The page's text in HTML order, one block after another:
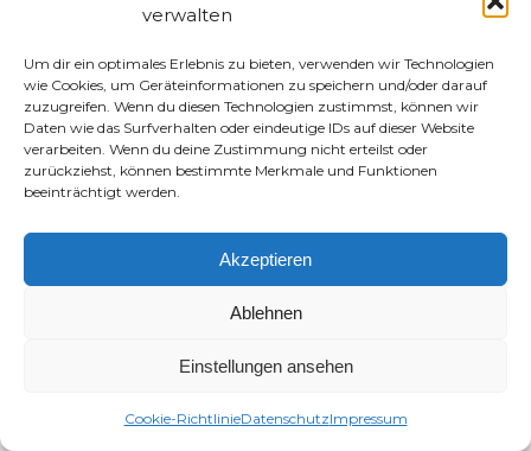
verwalten
Um dir ein optimales Erlebnis zu bieten, verwenden wir Technologien
wie Cookies, um Geräteinformationen zu speichern und/oder darauf
zuzugreifen. Wenn du diesen Technologien zustimmst, können wir
Daten wie das Surfverhalten oder eindeutige IDs auf dieser Website
verarbeiten. Wenn du deine Zustimmung nicht erteilst oder
zurückziehst, können bestimmte Merkmale und Funktionen
beeinträchtigt werden.
Akzeptieren
Ablehnen
Einstellungen ansehen
Cookie-RichtlinieDatenschutzImpressum
Discord-Server
TikTok
Threads